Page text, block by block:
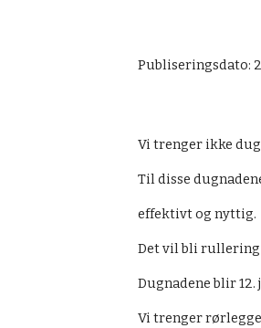
Publiseringsdato:
Vi trenger ikke
Til disse
effektivt og nyttig.
Det vil bli rullering
Dugnadene blir
Vi trenger